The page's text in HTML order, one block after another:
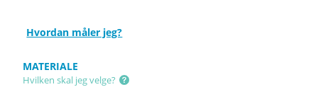
Hvordan måler jeg?
MATERIALE
Hvilken skal jeg velge?